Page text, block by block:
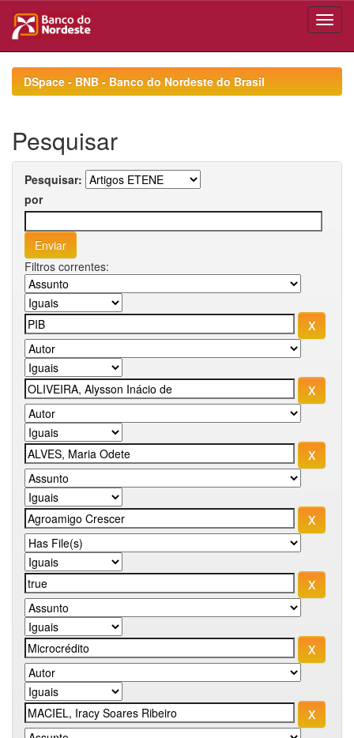
navigationDSpace - BNB - Banco do Nordeste do Brasil
Pesquisar
Pesquisar:
por
Filtros correntes: